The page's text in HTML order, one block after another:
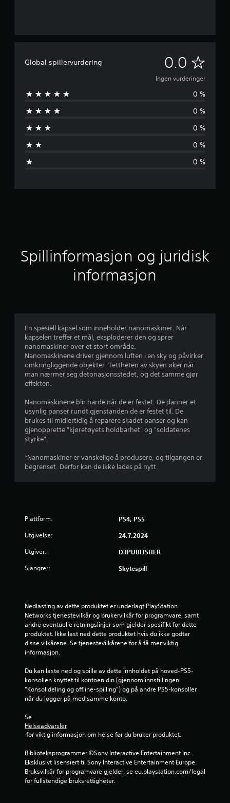
Global spillervurdering 0.0
n
g
e
v
r
r
e
Ingen vurderinger
0 %
0 %
0 %
0 %
0 %
Spillinformasjon og juridisk
informasjon
En spesiell kapsel som inneholder nanomaskiner. Når
kapselen treffer et mål, eksploderer den og sprer
nanomaskiner over et stort område.
Nanomaskinene driver gjennom luften i en sky og påvirker
omkringliggende objekter. Tettheten av skyen øker når
man nærmer seg detonasjonsstedet, og det samme gjør
effekten.
Nanomaskinene blir harde når de er festet. De danner et
usynlig panser rundt gjenstanden de er festet til. De
brukes til midlertidig å reparere skadet panser og kan
gjenopprette "kjøretøyets holdbarhet" og "soldatenes
styrke".
*Nanomaskiner er vanskelige å produsere, og tilgangen er
begrenset. Derfor kan de ikke lades på nytt.
Plattform: PS4, PS5
Utgivelse: 24.7.2024
Utgiver: D3PUBLISHER
Sjangrer: Skytespill
Nedlasting av dette produktet er underlagt PlayStation
Networks tjenestevilkår og brukervilkår for programvare, samt
andre eventuelle retningslinjer som gjelder spesifikt for dette
produktet. Ikke last ned dette produktet hvis du ikke godtar
disse vilkårene. Se tjenestevilkårene for å få mer viktig
informasjon.
Du kan laste ned og spille av dette innholdet på hoved-PS5-
konsollen knyttet til kontoen din (gjennom innstillingen
"Konsolldeling og offline-spilling") og på andre PS5-konsoller
når du logger på med samme konto.
Se
Helseadvarsler
for viktig informasjon om helse før du bruker produktet.
Biblioteksprogrammer ©Sony Interactive Entertainment Inc.
Eksklusivt lisensiert til Sony Interactive Entertainment Europe.
Bruksvilkår for programvare gjelder, se eu.playstation.com/legal
for fullstendige bruksrettigheter.